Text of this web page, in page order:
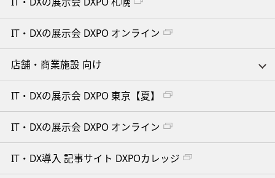
IT・DXの展示会 DXPO オンライン
店舗・商業施設 向け
IT・DXの展示会 DXPO 東京【夏】
IT・DXの展示会 DXPO オンライン
IT・DX導入 記事サイト DXPOカレッジ